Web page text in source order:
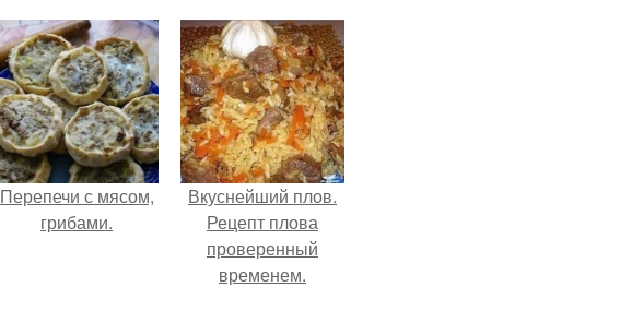
Перепечи с мясом,
грибами.
Вкуснейший плов.
Рецепт плова
проверенный
временем.